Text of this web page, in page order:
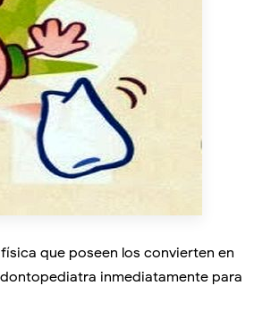
que poseen los convierten en
inmediatamente para